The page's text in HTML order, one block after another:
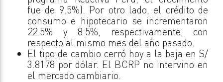
fue de 9.5%). Por otro lado, el crédito de
consumo e hipotecario se incrementaron
22.5% y 8.5%, respectivamente, con
respecto al mismo mes del año pasado.
El tipo de cambio cerró hoy a la baja en S/
3.8178 por dólar. El BCRP no intervino en
el mercado cambiario.